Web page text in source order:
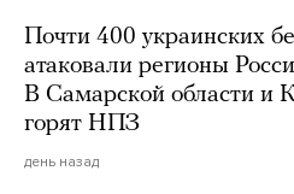
Почти 400 украинских
атаковали регионы
В Самарской области и
горят НПЗ
день назад